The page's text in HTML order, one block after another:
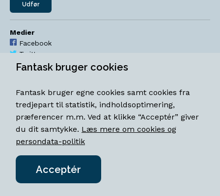
Udfør
Medier
Facebook
Twitter
YouTube
Åbningstider
Mandag-torsdag 11-18
Fredag 11-18.30
Lørdag 11-15
Fantask bruger cookies
Fantask bruger egne cookies samt cookies fra
tredjepart til statistik, indholdsoptimering,
præferencer m.m. Ved at klikke “Acceptér” giver
du dit samtykke. Læs mere om cookies og
persondata-politik
Acceptér